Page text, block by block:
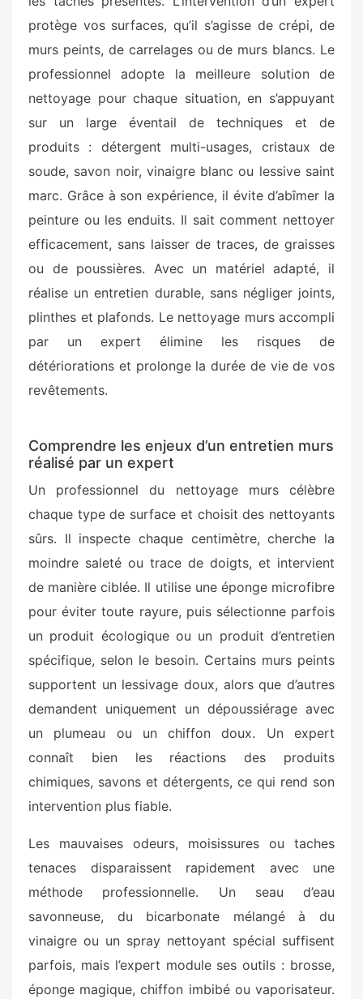
protège vos surfaces, qu’il s’agisse de crépi, de
murs peints, de carrelages ou de murs blancs. Le
professionnel adopte la meilleure solution de
nettoyage pour chaque situation, en s’appuyant
sur un large éventail de techniques et de
produits : détergent multi-usages, cristaux de
soude, savon noir, vinaigre blanc ou lessive saint
marc. Grâce à son expérience, il évite d’abîmer la
peinture ou les enduits. Il sait comment nettoyer
efficacement, sans laisser de traces, de graisses
ou de poussières. Avec un matériel adapté, il
réalise un entretien durable, sans négliger joints,
plinthes et plafonds. Le nettoyage murs accompli
par un expert élimine les risques de
détériorations et prolonge la durée de vie de vos
revêtements.
Comprendre les enjeux d’un entretien murs
réalisé par un expert
Un professionnel du nettoyage murs célèbre
chaque type de surface et choisit des nettoyants
sûrs. Il inspecte chaque centimètre, cherche la
moindre saleté ou trace de doigts, et intervient
de manière ciblée. Il utilise une éponge microfibre
pour éviter toute rayure, puis sélectionne parfois
un produit écologique ou un produit d’entretien
spécifique, selon le besoin. Certains murs peints
supportent un lessivage doux, alors que d’autres
demandent uniquement un dépoussiérage avec
un plumeau ou un chiffon doux. Un expert
connaît bien les réactions des produits
chimiques, savons et détergents, ce qui rend son
intervention plus fiable.
Les mauvaises odeurs, moisissures ou taches
tenaces disparaissent rapidement avec une
méthode professionnelle. Un seau d’eau
savonneuse, du bicarbonate mélangé à du
vinaigre ou un spray nettoyant spécial suffisent
parfois, mais l’expert module ses outils : brosse,
éponge magique, chiffon imbibé ou vaporisateur.